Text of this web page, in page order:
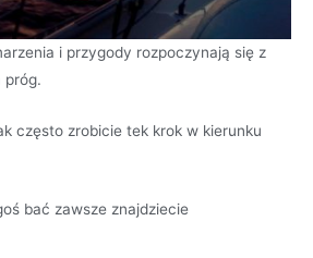
i przygody rozpoczynają się z
próg.
często zrobicie tek krok w kierunku
bać zawsze znajdziecie